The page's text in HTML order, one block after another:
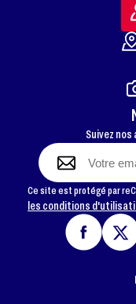
Suivez
Ce site est protégé par
les conditions